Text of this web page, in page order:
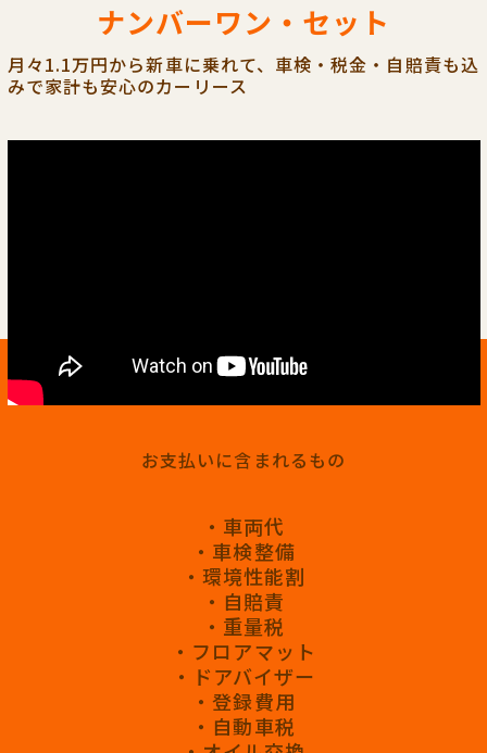
ナンバーワン・セット
月々1.1万円から新車に乗れて、車検・税金・自賠責も込
みで家計も安心のカーリース
お支払いに含まれるもの
・車両代
・車検整備
・環境性能割
・自賠責
・重量税
・フロアマット
・ドアバイザー
・登録費用
・自動車税